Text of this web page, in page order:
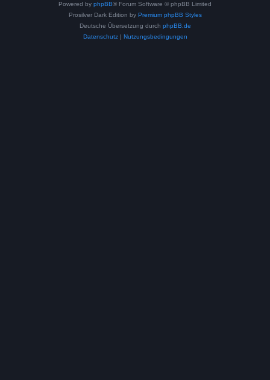
Powered by phpBB® Forum Software © phpBB Limited
Prosilver Dark Edition by Premium phpBB Styles
Deutsche Übersetzung durch phpBB.de
Datenschutz| Nutzungsbedingungen